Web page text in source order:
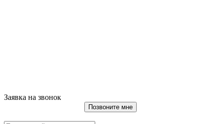
Заявка на звонок
Позвоните мне